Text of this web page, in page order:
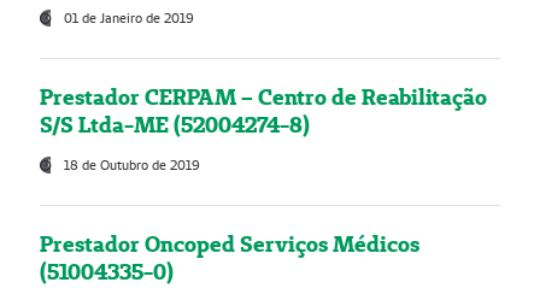
01 de Janeiro de 2019
Prestador CERPAM – Centro de Reabilitação
S/S Ltda-ME (52004274-8)
18 de Outubro de 2019
Prestador Oncoped Serviços Médicos
(51004335-0)